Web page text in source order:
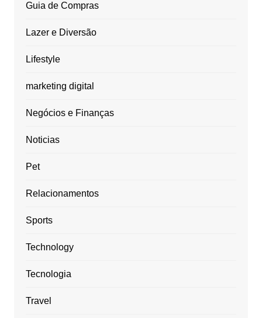
Guia de Compras
Lazer e Diversão
Lifestyle
marketing digital
Negócios e Finanças
Noticias
Pet
Relacionamentos
Sports
Technology
Tecnologia
Travel